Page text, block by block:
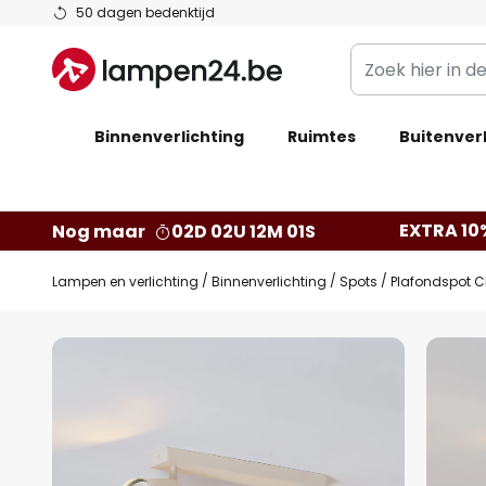
50 dagen bedenktijd
Ga
de
inhoud
Zoek
hier
de
Binnenverlichting Ruimtes
Nog maar 02D 02U 12M 00S EXTRA
Lampen en verlichting Binnenverlichting Spots Plafondspot
Ga